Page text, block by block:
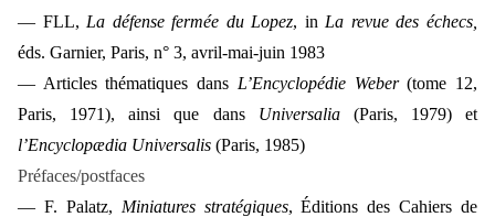
— FLL, La défense fermée du Lopez, in La revue des échecs,
éds. Garnier, Paris, n° 3, avril-mai-juin 1983
— Articles thématiques dans L’Encyclopédie Weber(tome 12,
Paris, 1971), ainsi que dans Universalia(Paris, 1979) et
l’Encyclopædia Universalis (Paris, 1985)
Préfaces/postfaces
— F. Palatz, Miniatures stratégiques, Éditions des Cahiers de